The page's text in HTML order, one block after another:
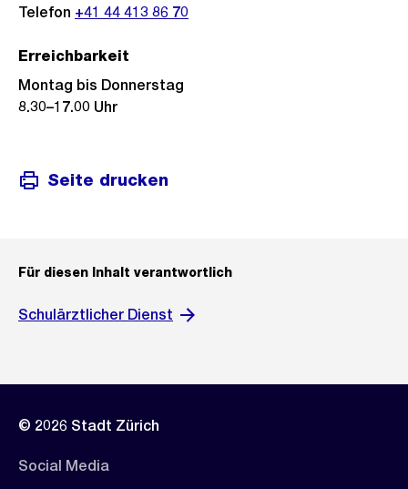
Telefon +41 44 413 86 70
Erreichbarkeit
Montag bis Donnerstag
8.30–17.00 Uhr
Seite drucken
Für diesen Inhalt verantwortlich
Schulärztlicher Dienst
© 2026 Stadt Zürich
Social Media